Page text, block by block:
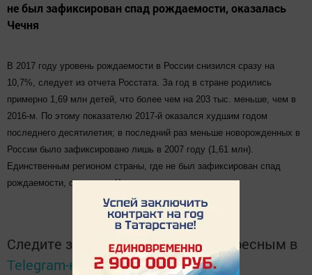
не был зафиксирован спад рождаемости, оказалась
Чечня
В 2017 году уровень рождаемости в России снизился сразу на
10,7%, следует из отчета Росстата. За год в стране родились
примерно 1,69 млн детей, что более чем на 203 тыс. меньше, чем в
2016-м. По этому показателю 2017-й оказался худшим годом
последнего десятилетия; в последний раз меньше новорожденных в
России было зафиксировано лишь в 2007 году (1,61 млн).
Единственным регионом страны, где не был зафиксирован спад
рождаемости, оказалась Чечня.
Следите за самым важным и интересным в
Telegram-каналеТатмедиа